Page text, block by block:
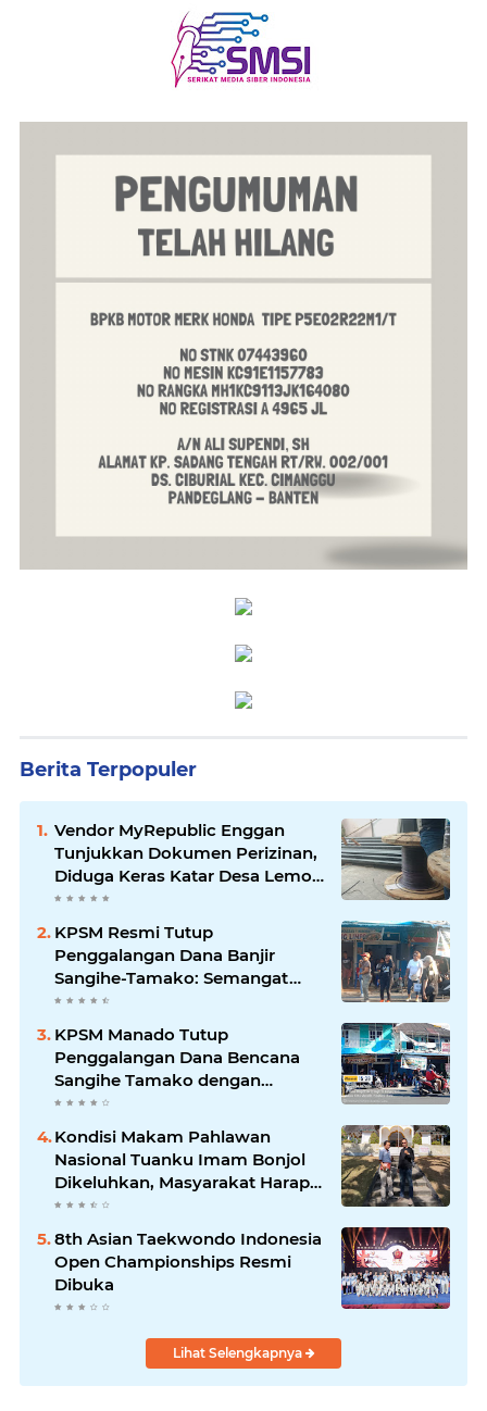
Berita Terpopuler
Vendor MyRepublic Enggan
Tunjukkan Dokumen Perizinan,
Diduga Keras Katar Desa Lemo
Disebut Handle Kordinasi
KPSM Resmi Tutup
Penggalangan Dana Banjir
Sangihe-Tamako: Semangat
Kebersamaan & Solidaritas
Tetap Terjaga
KPSM Manado Tutup
Penggalangan Dana Bencana
Sangihe Tamako dengan
Semangat Tinggi, Dihadiri
Banyak Seniman Ibu Kota
Kondisi Makam Pahlawan
Nasional Tuanku Imam Bonjol
Dikeluhkan, Masyarakat Harap
Pemerintah Segera Lakukan
Pembenahan
8th Asian Taekwondo Indonesia
Open Championships Resmi
Dibuka
Lihat Selengkapnya